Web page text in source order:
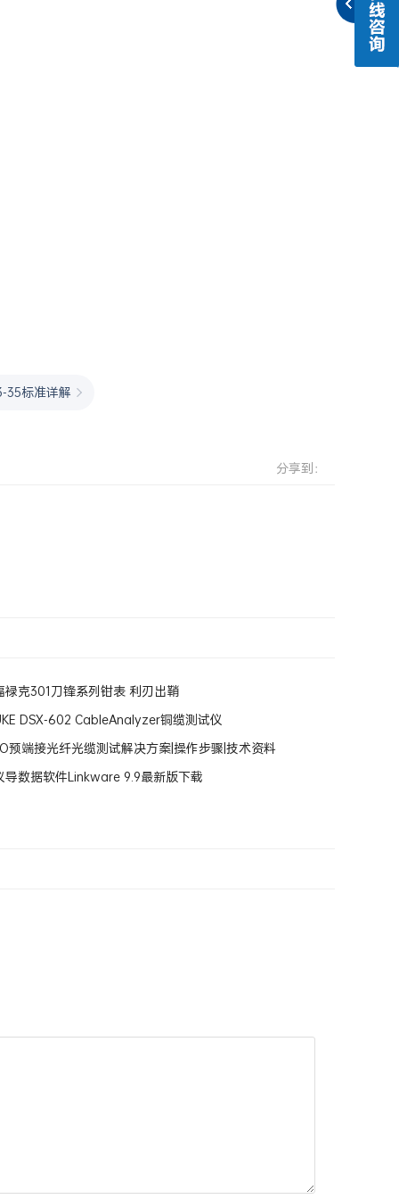
35标准详解
分享到：
禄克301刀锋系列钳表 利刃出鞘
DSX-602 CableAnalyzer铜缆测试仪
预端接光纤光缆测试解决方案|操作步骤|技术资料
导数据软件Linkware 9.9最新版下载